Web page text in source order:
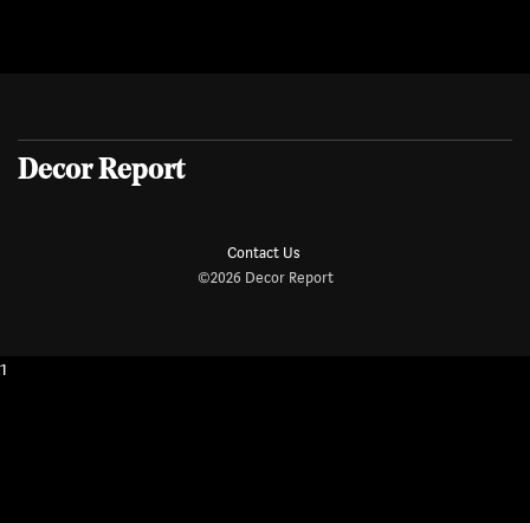
Decor Report
©2026 Decor Report
Contact Us
1